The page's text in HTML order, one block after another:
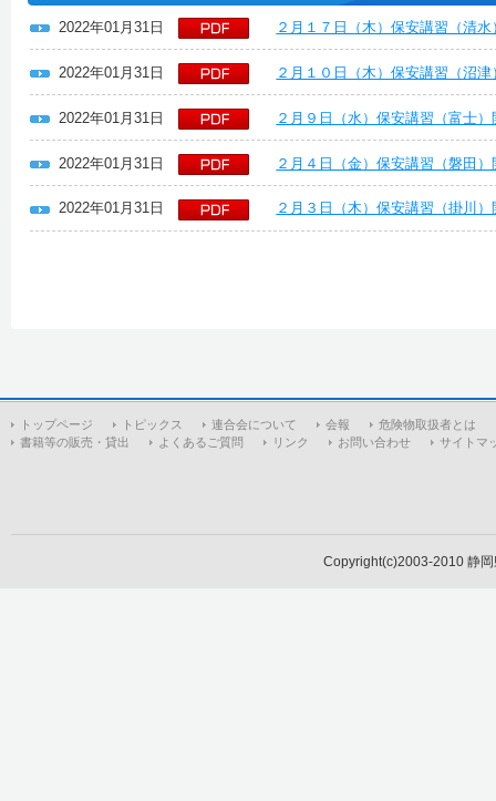
2022年01月31日 ２月１７日（木）保安講習（清
2022年01月31日 ２月１０日（木）保安講習（沼
2022年01月31日 ２月９日（水）保安講習（富士
2022年01月31日 ２月４日（金）保安講習（磐田
2022年01月31日 ２月３日（木）保安講習（掛川
トップページ トピックス 連合会について 会報
危険物取扱者とは
書籍等の販売・貸出
よくあるご質問 リンク お問い合わせ サイトマ
Copyright(c)2003-2010 静